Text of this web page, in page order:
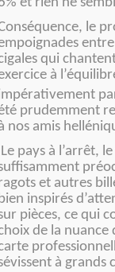
le
qui
à
prudemment
nos amis
Le pays à l’arrêt,
et autres
inspirés
pièces, ce qui
de la nuance
à grands